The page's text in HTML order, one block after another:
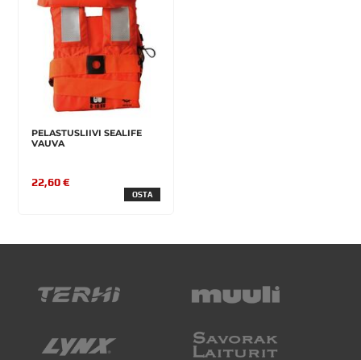
PELASTUSLIIVI SEALIFE
VAUVA
22,60 €
OSTA